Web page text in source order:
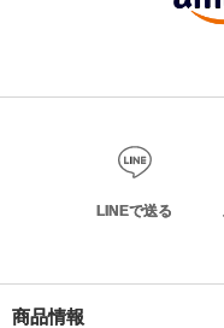
LINEで送る
商品情報